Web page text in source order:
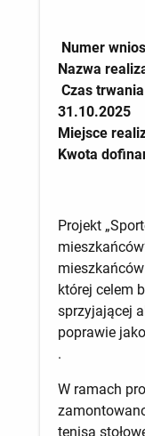
Numer
Nazwa
Czas
31.10.2025
Miejsce
Kwota
Projekt
której celem
sprzyjającej
poprawie
.
W ramach
tenisa